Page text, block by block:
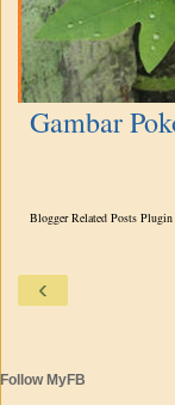
Gambar
Blogger Related Posts
‹
Follow MyFB